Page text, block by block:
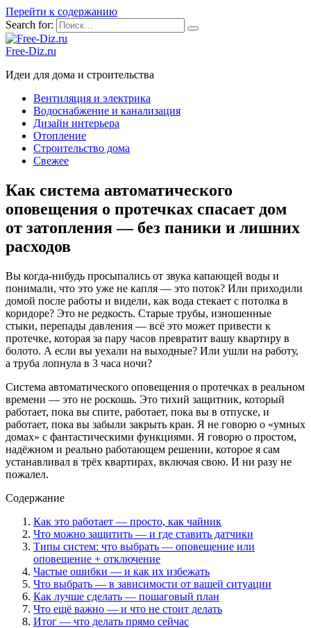
Перейти к содержанию
Search for:
Free-Diz.ru
Идеи для дома и строительства
Вентиляция и электрика
Водоснабжение и канализация
Дизайн интерьера
Отопление
Строительство дома
Свежее
Как система автоматического
оповещения о протечках спасает дом
от затопления — без паники и лишних
расходов
Вы когда-нибудь просыпались от звука капающей воды и
понимали, что это уже не капля — это поток? Или приходили
домой после работы и видели, как вода стекает с потолка в
коридоре? Это не редкость. Старые трубы, изношенные
стыки, перепады давления — всё это может привести к
протечке, которая за пару часов превратит вашу квартиру в
болото. А если вы уехали на выходные? Или ушли на работу,
а труба лопнула в 3 часа ночи?
Система автоматического оповещения о протечках в реальном
времени — это не роскошь. Это тихий защитник, который
работает, пока вы спите, работает, пока вы в отпуске, и
работает, пока вы забыли закрыть кран. Я не говорю о «умных
домах» с фантастическими функциями. Я говорю о простом,
надёжном и реально работающем решении, которое я сам
устанавливал в трёх квартирах, включая свою. И ни разу не
пожалел.
Содержание
Как это работает — просто, как чайник
Что можно защитить — и где ставить датчики
Типы систем: что выбрать — оповещение или
оповещение + отключение
Частые ошибки — и как их избежать
Что выбрать — в зависимости от вашей ситуации
Как лучше сделать — пошаговый план
Что ещё важно — и что не стоит делать
Итог — что делать прямо сейчас